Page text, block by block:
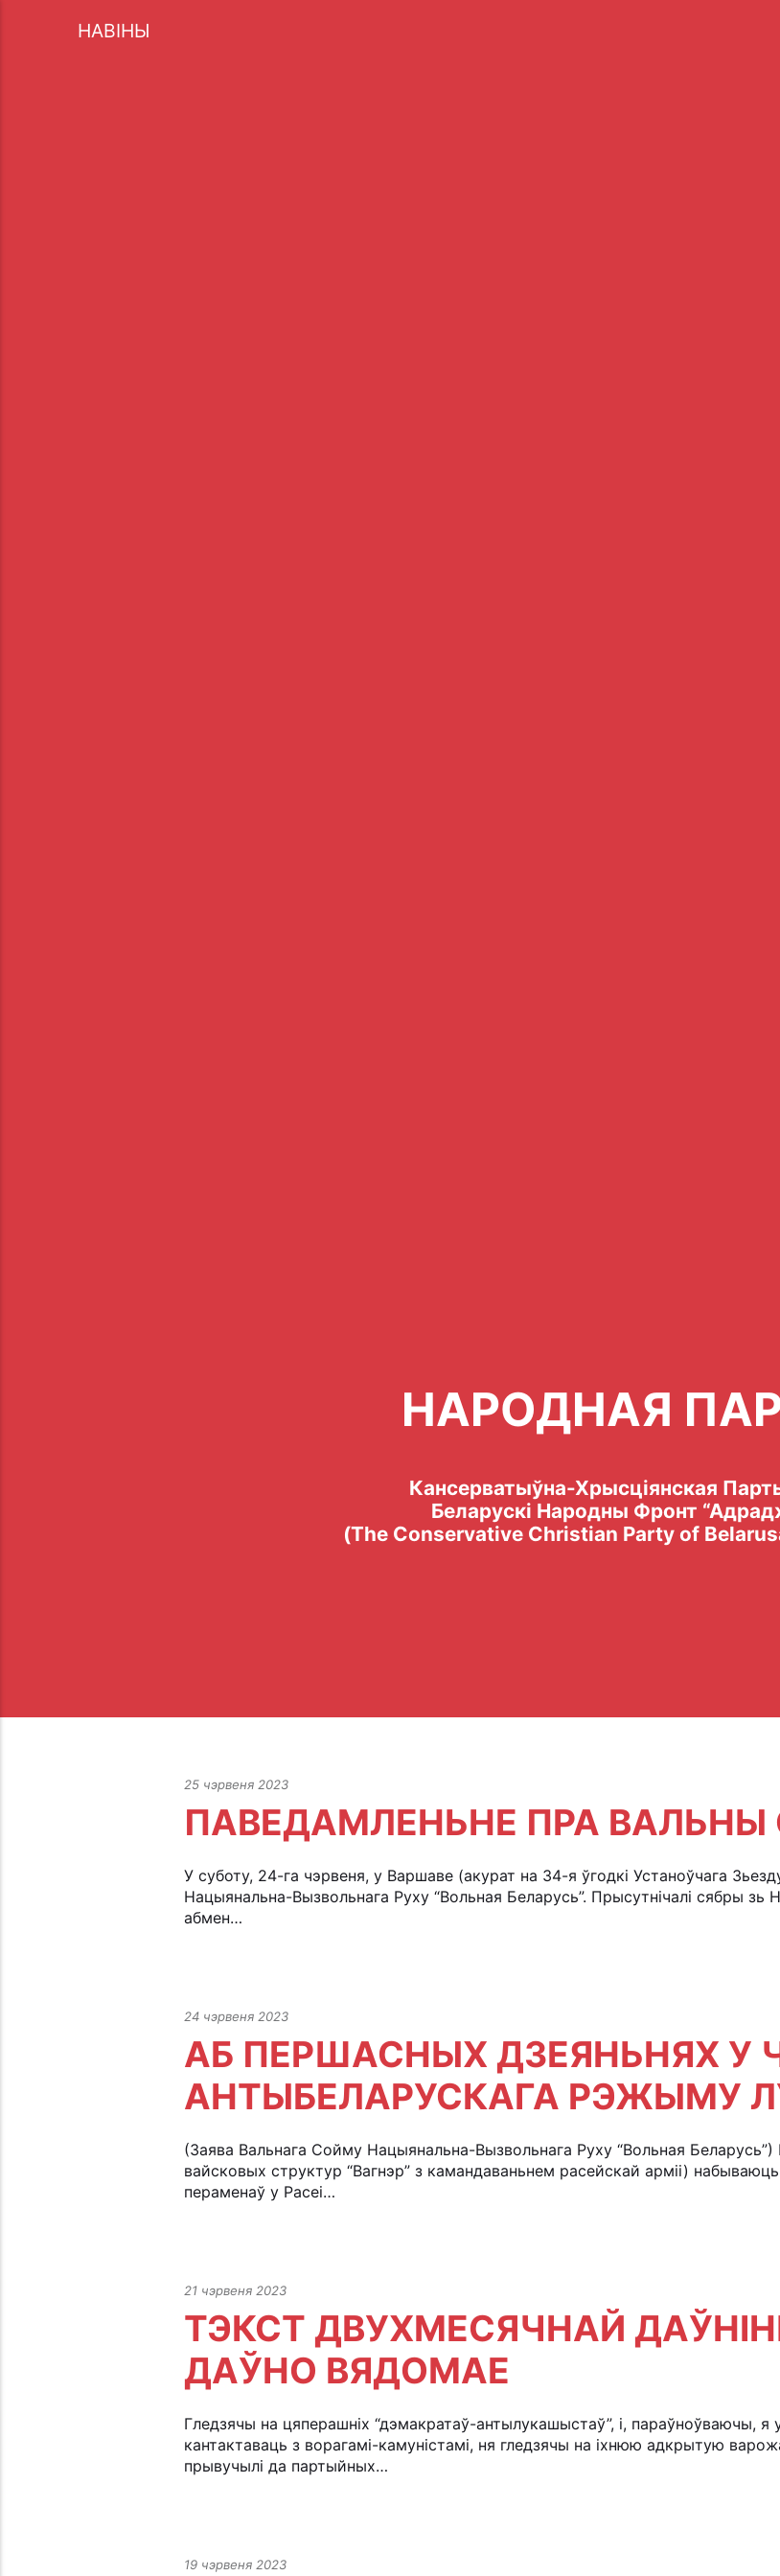
НАВІНЫ
НАРОДНАЯ
Кансерватыўна-Хрысціянская
Беларускі Народны Фронт
(The Conservative Christian Party of
25 чэрвеня 2023
ПАВЕДАМЛЕНЬНЕ ПРА
У суботу, 24-га чэрвеня, у Варшаве (акурат на 34-я ўгодкі Устаноўчага
Нацыянальна-Вызвольнага Руху “Вольная Беларусь”. Прысутнічалі сябры
абмен…
24 чэрвеня 2023
АБ ПЕРШАСНЫХ ДЗЕЯНЬНЯХ У
АНТЫБЕЛАРУСКАГА РЭЖЫМУ
(Заява Вальнага Сойму Нацыянальна-Вызвольнага Руху “Вольная Беларусь”)
вайсковых структур “Вагнэр” з камандаваньнем расейскай арміі)
пераменаў у Расеі…
21 чэрвеня 2023
ТЭКСТ ДВУХМЕСЯЧНАЙ
ДАЎНО ВЯДОМАЕ
Гледзячы на цяперашніх “дэмакратаў-антылукашыстаў”, і, параўноўваючы,
кантактаваць з ворагамі-камуністамі, ня гледзячы на іхнюю адкрытую
прывучылі да партыйных…
19 чэрвеня 2023